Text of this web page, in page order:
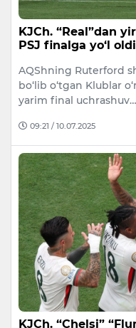
KJCh. “Real”dan
PSJ finalga yo‘l oldi
AQShning Ruterford
bo‘lib o‘tgan Klublar
yarim final uchrashuv…
09:21 / 10.07.2025
KJCh. “Chelsi”